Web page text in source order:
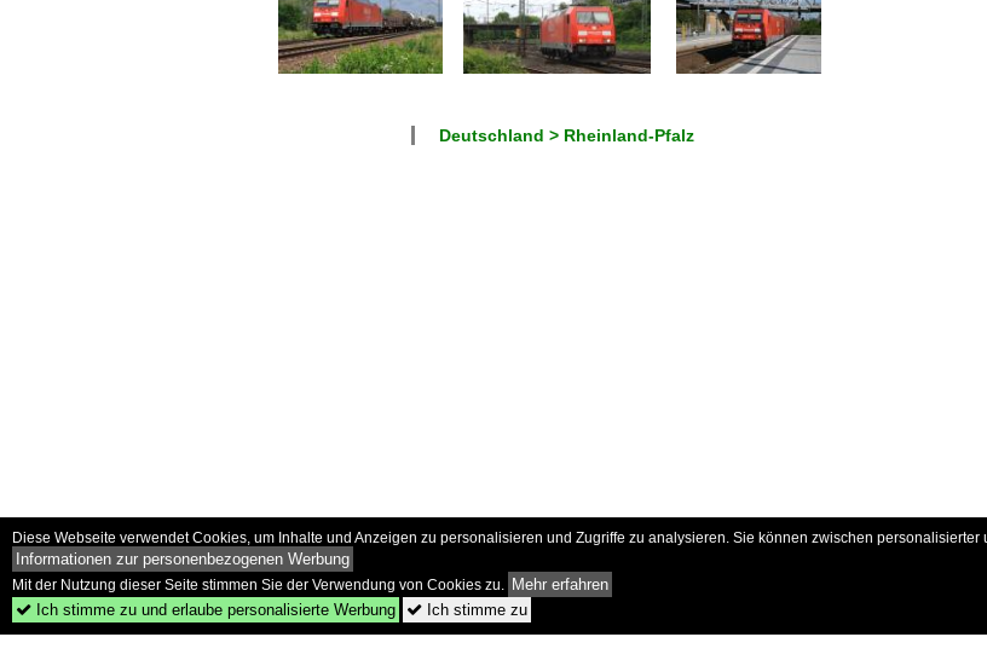
Deutschland > Rheinland-Pfalz
Diese Webseite verwendet Cookies, um Inhalte und Anzeigen zu personalisieren und Zugriffe zu analysieren. Sie können zwischen
Informationen zur personenbezogenen Werbung
Mit der Nutzung dieser Seite stimmen Sie der Verwendung von Cookies zu. Mehr erfahren
 Ich stimme zu und erlaube personalisierte Werbung  Ich stimme zu